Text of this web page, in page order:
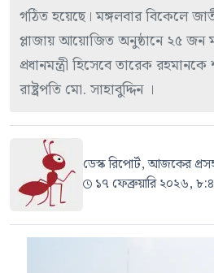
গঠিত হয়েছে। মঙ্গলবার বিকেলে
প্লাজায় আয়োজিত অনুষ্ঠানে ২৫ জন
প্রধানমন্ত্রী হিসেবে তারেক
রাষ্ট্রপতি মো. সাহাবুদ্দিন ।
ডেস্ক রিপোর্ট, আজকের
১৭ ফেব্রুয়ারি ২০২৬,